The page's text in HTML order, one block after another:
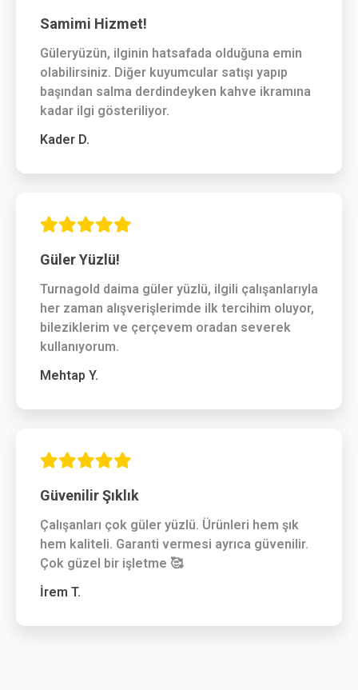
Samimi Hizmet!
Güleryüzün, ilginin hatsafada olduğuna emin
olabilirsiniz. Diğer kuyumcular satışı yapıp
başından salma derdindeyken kahve ikramına
kadar ilgi gösteriliyor.
Kader D.
Güler Yüzlü!
Turnagold daima güler yüzlü, ilgili çalışanlarıyla
her zaman alışverişlerimde ilk tercihim oluyor,
bileziklerim ve çerçevem oradan severek
kullanıyorum.
Mehtap Y.
Güvenilir Şıklık
Çalışanları çok güler yüzlü. Ürünleri hem şık
hem kaliteli. Garanti vermesi ayrıca güvenilir.
Çok güzel bir işletme 🥰
İrem T.